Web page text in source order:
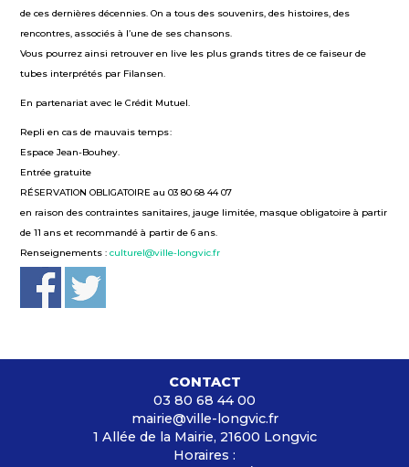
de ces dernières décennies. On a tous des souvenirs, des histoires, des
rencontres, associés à l’une de ses chansons.
Vous pourrez ainsi retrouver en live les plus grands titres de ce faiseur de
tubes interprétés par Filansen.
En partenariat avec le Crédit Mutuel.
Repli en cas de mauvais temps :
Espace Jean-Bouhey.
Entrée gratuite
RÉSERVATION OBLIGATOIRE au 03 80 68 44 07
en raison des contraintes sanitaires, jauge limitée, masque obligatoire à partir
de 11 ans et recommandé à partir de 6 ans.
Renseignements :culturel@ville-longvic.fr
CONTACT
03 80 68 44 00
mairie@ville-longvic.fr
1 Allée de la Mairie, 21600 Longvic
Horaires :